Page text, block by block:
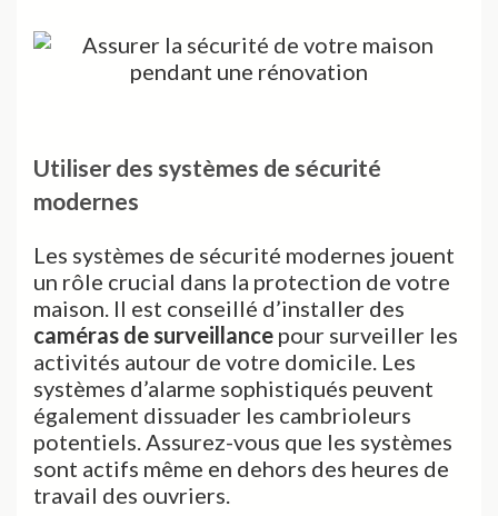
Utiliser des systèmes de sécurité
modernes
Les systèmes de sécurité modernes jouent
un rôle crucial dans la protection de votre
maison. Il est conseillé d’installer des
caméras de surveillance pour surveiller les
activités autour de votre domicile. Les
systèmes d’alarme sophistiqués peuvent
également dissuader les cambrioleurs
potentiels. Assurez-vous que les systèmes
sont actifs même en dehors des heures de
travail des ouvriers.